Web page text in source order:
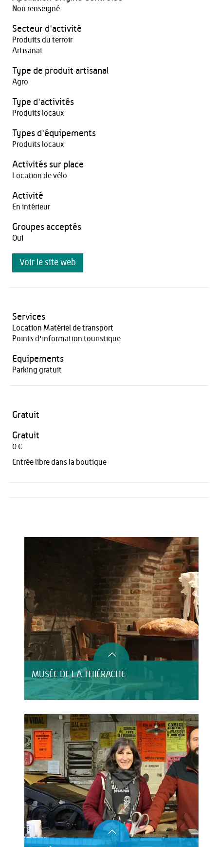
Non renseigné
Secteur d'activité
Produits du terroir
Artisanat
Type de produit artisanal
Agro
Type d'activités
Produits locaux
Types d'équipements
Produits locaux
Activités sur place
Location de vélo
Activité
En intérieur
Groupes acceptés
Oui
Voir le site web
Services
Location Matériel de transport
Points d'information touristique
Equipements
Parking gratuit
Gratuit
Gratuit
0 €
Entrée libre dans la boutique
MUSÉE DE LA THIÉRACHE